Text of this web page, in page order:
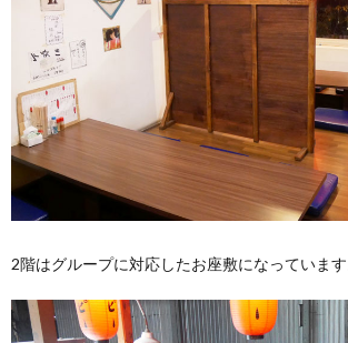
2階はグループに対応したお座敷になっています